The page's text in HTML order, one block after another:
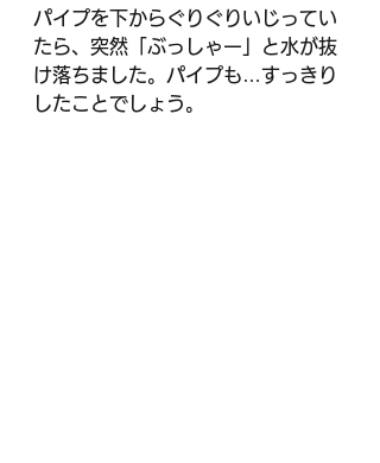
パイプを下からぐりぐりいじってい
たら、突然「ぶっしゃー」と水が抜
け落ちました。パイプも…すっきり
したことでしょう。